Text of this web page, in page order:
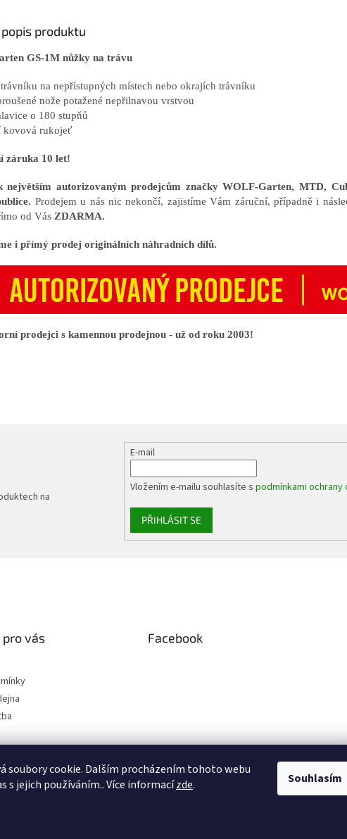
soubory cookie. Dalším procházením tohoto webu
s jejich používáním.. Více informacízde. Souhlasím
produktu
GS-1M nůžky na trávu
trávníku na nepřístupných místech nebo okrajích trávníku
nože potažené nepřilnavou vrstvou
o 180 stupňů
kovová rukojeť
záruka 10 let!
největším autorizovaným prodejcům značky WOLF-Garten, MTD,
Prodejem u nás nic nekončí, zajistíme Vám záruční, případně i
od Vás ZDARMA.
i přímý prodej originálních náhradních dílů.
prodejci s kamennou prodejnou - už od roku 2003!
na
E-mail
Vložením e-mailu souhlasíte spodmínkami ochrany
PŘIHLÁSIT SE
vás Facebook